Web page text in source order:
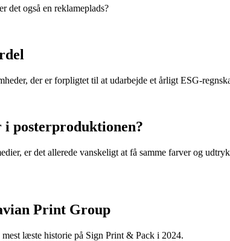
det også en reklameplads?
der er forpligtet til at udarbejde et årligt ESG-
posterproduktionen?
er det allerede vanskeligt at få samme farver og
Print Group
læste historie på Sign Print & Pack i 2024.